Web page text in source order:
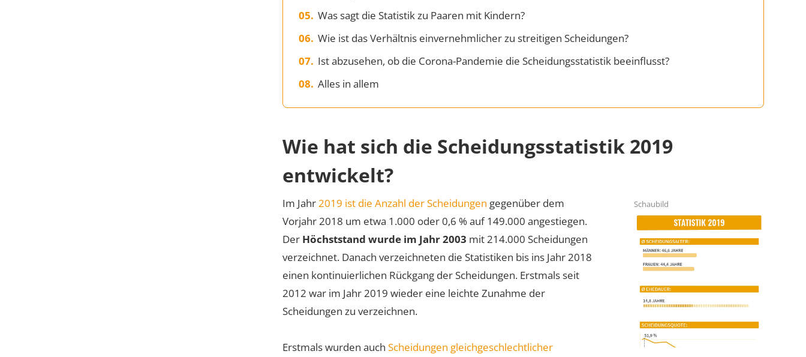
Was sagt die Statistik zu Paaren mit Kindern?
Wie ist das Verhältnis einvernehmlicher zu streitigen Scheidungen?
Ist abzusehen, ob die Corona-Pandemie die Scheidungsstatistik beeinflusst?
Alles in allem
Wie hat sich die Scheidungsstatistik 2019
entwickelt?
Schaubild
Im Jahr2019 ist die Anzahl der Scheidungen gegenüber dem
Vorjahr 2018 um etwa 1.000 oder 0,6 % auf 149.000 angestiegen.
Der Höchststand wurde im Jahr 2003 mit 214.000 Scheidungen
verzeichnet. Danach verzeichneten die Statistiken bis ins Jahr 2018
einen kontinuierlichen Rückgang der Scheidungen. Erstmals seit
2012 war im Jahr 2019 wieder eine leichte Zunahme der
Scheidungen zu verzeichnen.
Erstmals wurden auchScheidungen gleichgeschlechtlicher